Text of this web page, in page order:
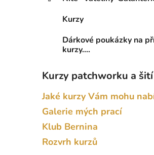
Kurzy
Dárkové poukázky na
kurzy....
Kurzy patchworku a šití
Jaké kurzy Vám mohu
Galerie mých prací
Klub Bernina
Rozvrh kurzů